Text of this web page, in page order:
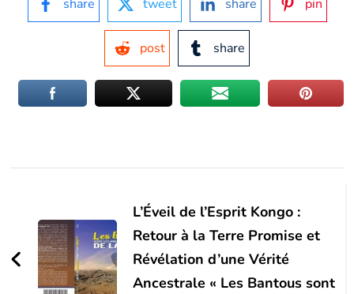
share tweet share pin
post share
d'article
L’Éveil de l’Esprit Kongo :
Retour à la Terre Promise et
Révélation d’une Vérité
Ancestrale « Les Bantous sont